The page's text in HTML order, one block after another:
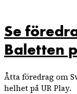
Se
Baletten
Åtta föredrag om
helhet på UR Play.